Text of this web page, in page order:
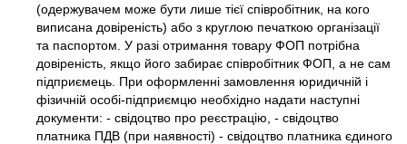
(одержувачем може бути лише тієї співробітник, на кого
виписана довіреність) або з круглою печаткою організації
та паспортом. У разі отримання товару ФОП потрібна
довіреність, якщо його забирає співробітник ФОП, а не сам
підприємець. При оформленні замовлення юридичній і
фізичній особі-підприємцю необхідно надати наступні
документи: - свідоцтво про реєстрацію, - свідоцтво
платника ПДВ (при наявності) - свідоцтво платника єдиного